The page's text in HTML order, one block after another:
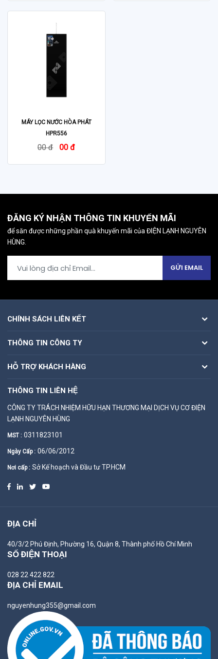
MÁY LỌC NƯỚC HÒA PHÁT
HPR556
00 đ 00 đ
ĐĂNG KÝ NHẬN THÔNG TIN KHUYẾN MÃI
để săn được những phần quà khuyến mãi của ĐIỆN LẠNH NGUYÊN
HÙNG.
GỬI EMAIL
CHÍNH SÁCH LIÊN KẾT
THÔNG TIN CÔNG TY
HỖ TRỢ KHÁCH HÀNG
THÔNG TIN LIÊN HỆ
CÔNG TY TRÁCH NHIỆM HỮU HẠN THƯƠNG MẠI DỊCH VỤ CƠ ĐIỆN
LẠNH NGUYÊN HÙNG
MST : 0311823101
Ngày Cấp : 06/06/2012
Nơi cấp : Sở Kế hoạch và Đầu tư TP.HCM
ĐỊA CHỈ
40/3/2 Phú Định, Phường 16, Quận 8, Thành phố Hồ Chí Minh
SỐ ĐIỆN THOẠI
028 22 422 822
ĐỊA CHỈ EMAIL
nguyenhung355@gmail.com